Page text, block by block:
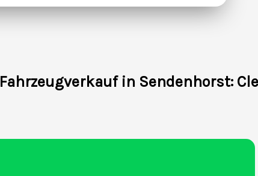
Fahrzeugverkauf in Sendenhorst: